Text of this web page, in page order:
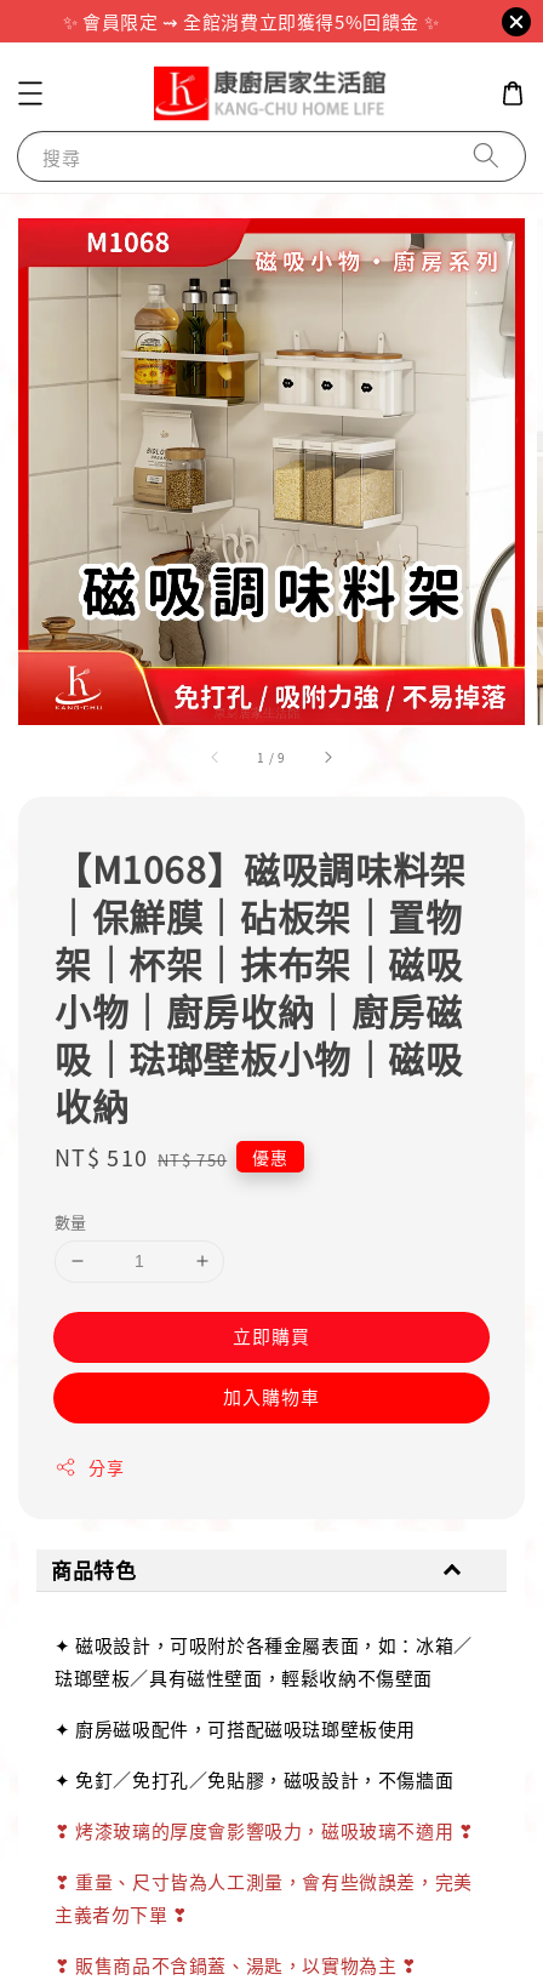
✨ 會員限定 ⇝ 全館消費立即獲得5%回饋金 ✨
搜尋
1 /9
【M1068】磁吸調味料架
｜保鮮膜｜砧板架｜置物
架｜杯架｜抹布架｜磁吸
小物｜廚房收納｜廚房磁
吸｜琺瑯壁板小物｜磁吸
收納
Sale
NT$ 510 Regular
NT$ 750 優惠
數量
立即購買
加入購物車
分享
商品特色
✦ 磁吸設計，可吸附於各種金屬表面，如：冰箱／
琺瑯壁板／具有磁性壁面，輕鬆收納不傷壁面
✦ 廚房磁吸配件，可搭配磁吸琺瑯壁板使用
✦ 免釘／免打孔／免貼膠，磁吸設計，不傷牆面
❣ 烤漆玻璃的厚度會影響吸力，磁吸玻璃不適用 ❣
❣ 重量、尺寸皆為人工測量，會有些微誤差，完美
主義者勿下單 ❣
❣ 販售商品不含鍋蓋、湯匙，以實物為主 ❣